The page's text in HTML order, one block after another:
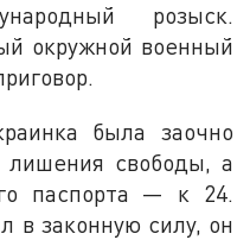
розыск.
окружной военный
была заочно
лишения свободы, а
паспорта — к 24.
в законную силу, он